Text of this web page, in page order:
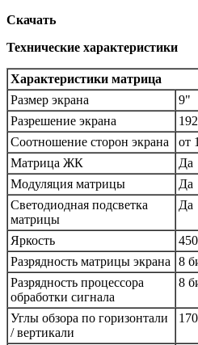
Скачать
Технические характеристики
Характеристики матрица
Размер экрана
9"
Разрешение экрана
Соотношение сторон экрана
от
Матрица ЖК
Да
Модуляция матрицы
Да
Светодиодная подсветка
матрицы
Да
Яркость
Разрядность матрицы экрана
8
Разрядность процессора
обработки сигнала
8
Углы обзора по горизонтали
/ вертикали